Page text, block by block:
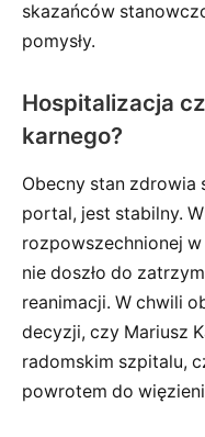
skazańców
pomysły.
Hospitalizacja
karnego?
Obecny stan zdrowia
portal, jest stabilny.
rozpowszechnionej
nie doszło do
reanimacji. W chwili
decyzji, czy Mariusz
radomskim szpitalu,
powrotem do